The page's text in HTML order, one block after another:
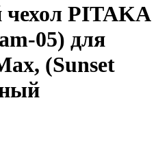
чехол PITAKA
05) для
(Sunset